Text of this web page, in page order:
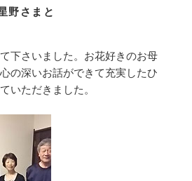
野さまと
下さいました。お花好きのお母
の深いお話ができて充実したひ
いただきました。